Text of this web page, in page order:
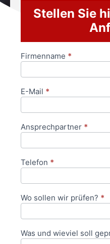
Stellen Sie
Anfrageformular
Firmenname *
E-Mail *
Ansprechpartner *
Telefon *
Wo sollen wir prüfen? *
Was und wieviel soll